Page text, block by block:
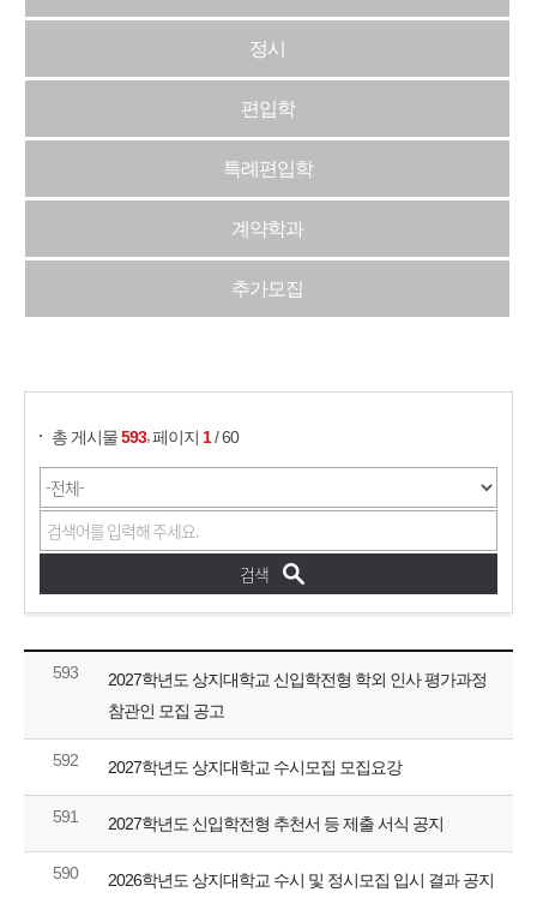
정시
편입학
특례편입학
계약학과
추가모집
총 게시물593,페이지 1/ 60
593
2027학년도 상지대학교 신입학전형 학외 인사 평가과정
참관인 모집 공고
592 2027학년도 상지대학교 수시모집 모집요강
591 2027학년도 신입학전형 추천서 등 제출 서식 공지
590 2026학년도 상지대학교 수시 및 정시모집 입시 결과 공지